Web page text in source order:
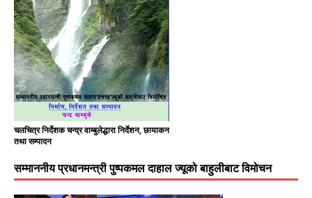
चलचित्र निर्देशक चन्द्र वाम्बुलेद्धारा निर्देशन, छायाकन
तथा सम्पादन
सम्माननीय प्रधानमन्त्री पुष्पकमल दाहाल ज्यूको बाहुलीबाट विमोचन